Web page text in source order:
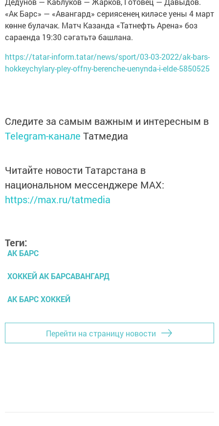
«Ак Барс» — «Авангард» сериясенең киләсе уены 4 март
көнне булачак. Матч Казанда «Татнефть Арена» боз
сараенда 19:30 сәгатьтә башлана.
https://tatar-inform.tatar/news/sport/03-03-2022/ak-bars-
hokkeychylary-pley-offny-berenche-uenynda-i-elde-5850525
Следите за самым важным и интересным в
Telegram-канале Татмедиа
Читайте новости Татарстана в
национальном мессенджере MАХ:
https://max.ru/tatmedia
Теги:
АК БАРС
ХОККЕЙ АК БАРСАВАНГАРД
АК БАРС ХОККЕЙ
Перейти на страницу новости